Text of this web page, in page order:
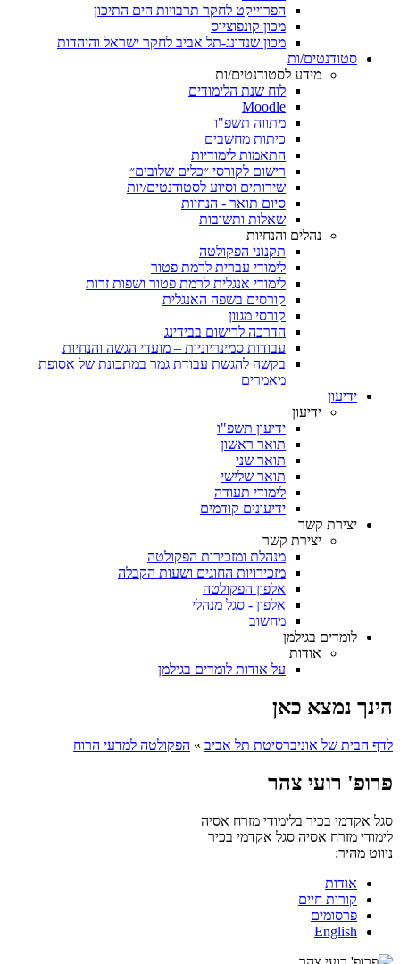
הפרוייקט לחקר תרבויות הים התיכון
מכון קונפוציוס
מכון שנדונג-תל אביב לחקר ישראל והיהדות
סטודנטים/ות
מידע לסטודנטים/ות
לוח שנת הלימודים
Moodle
מתווה תשפ"ו
כיתות מחשבים
התאמות לימודיות
רישום לקורסי ״כלים שלובים״
שירותים וסיוע לסטודנטים/יות
סיום תואר - הנחיות
שאלות ותשובות
נהלים והנחיות
תקנוני הפקולטה
לימודי עברית לרמת פטור
לימודי אנגלית לרמת פטור ושפות זרות
קורסים בשפה האנגלית
קורסי מגוון
הדרכה לרישום בבידינג
עבודות סמינריוניות – מועדי הגשה והנחיות
בקשה להגשת עבודת גמר במתכונת של אסופת
מאמרים
ידיעון
ידיעון
ידיעון תשפ"ו
תואר ראשון
תואר שני
תואר שלישי
לימודי תעודה
ידיעונים קודמים
יצירת קשר
יצירת קשר
מנהלת ומזכירות הפקולטה
מזכירויות החוגים ושעות הקבלה
אלפון הפקולטה
אלפון - סגל מנהלי
מחשוב
לומדים בגילמן
אודות
על אודות לומדים בגילמן
הינך נמצא כאן
לדף הבית של אוניברסיטת תל אביב » הפקולטה למדעי הרוח
פרופ' רועי צהר
סגל אקדמי בכיר בלימודי מזרח אסיה
לימודי מזרח אסיה סגל אקדמי בכיר
ניווט מהיר:
אודות
קורות חיים
פרסומים
English